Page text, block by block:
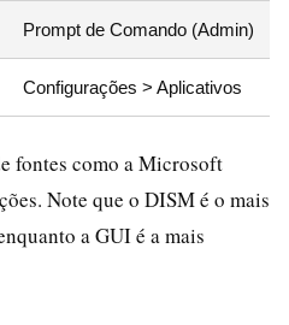
Prompt de Comando (Admin)
Configurações > Aplicativos
fontes como a Microsoft
Note que o DISM é o mais
a GUI é a mais